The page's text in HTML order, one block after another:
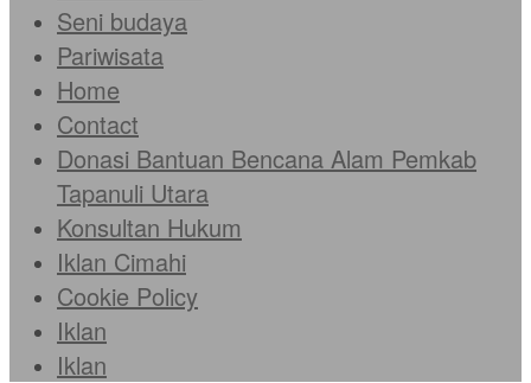
Seni budaya
Pariwisata
Home
Contact
Donasi Bantuan Bencana Alam Pemkab
Tapanuli Utara
Konsultan Hukum
Iklan Cimahi
Cookie Policy
Iklan
Iklan